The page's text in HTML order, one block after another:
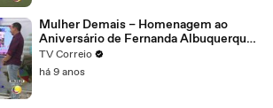
Mulher Demais – Homenagem ao
Aniversário de Fernanda Albuquerque.
Parte 4
TV Correio
há 9 anos